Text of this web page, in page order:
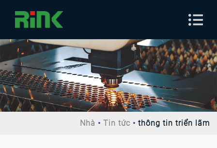
Nhà Tin tức thông tin triển lãm